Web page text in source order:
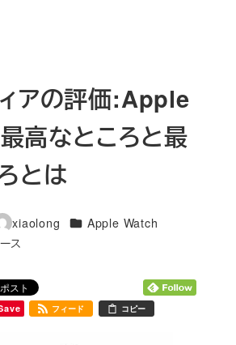
アの評価:Apple
高なところと最
とは
xiaolong カテゴリー
Apple Watch
ス
フィード コピー